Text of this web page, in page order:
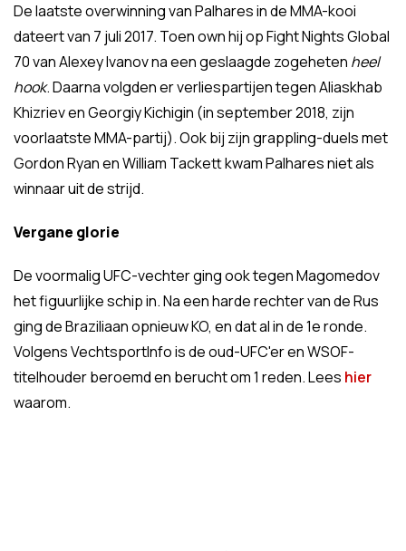
De laatste overwinning van Palhares in de MMA-kooi
dateert van 7 juli 2017. Toen own hij op Fight Nights Global
70 van Alexey Ivanov na een geslaagde zogeheten heel
hook. Daarna volgden er verliespartijen tegen Aliaskhab
Khizriev en Georgiy Kichigin (in september 2018, zijn
voorlaatste MMA-partij). Ook bij zijn grappling-duels met
Gordon Ryan en William Tackett kwam Palhares niet als
winnaar uit de strijd.
Vergane glorie
De voormalig UFC-vechter ging ook tegen Magomedov
het figuurlijke schip in. Na een harde rechter van de Rus
ging de Braziliaan opnieuw KO, en dat al in de 1e ronde.
Volgens VechtsportInfo is de oud-UFC'er en WSOF-
titelhouder beroemd en berucht om 1 reden. Lees hier
waarom.